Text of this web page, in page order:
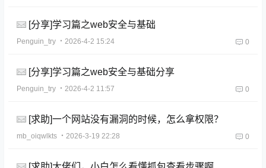
[分享]学习篇之web安全与基础
Penguin_try ・2026-4-2 15:24 0
[分享]学习篇之web安全与基础分享
Penguin_try ・2026-4-2 11:57 0
[求助]一个网站没有漏洞的时候，怎么拿权限？
mb_oiqwlkts ・2026-3-19 22:28 0